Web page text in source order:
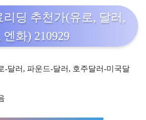
리딩 추천가(유로, 달러,
화) 210929
-달러, 파운드-달러, 호주달러-미국달